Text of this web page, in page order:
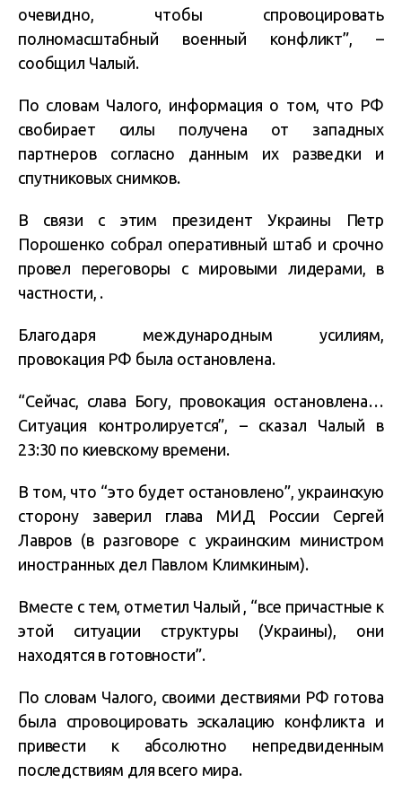
очевидно, чтобы спровоцировать
полномасштабный военный конфликт”, –
сообщил Чалый.
По словам Чалого, информация о том, что РФ
свобирает силы получена от западных
партнеров согласно данным их разведки и
спутниковых снимков.
В связи с этим президент Украины Петр
Порошенко собрал оперативный штаб и срочно
провел переговоры с мировыми лидерами, в
частности, .
Благодаря международным усилиям,
провокация РФ была остановлена.
“Сейчас, слава Богу, провокация остановлена…
Ситуация контролируется”, – сказал Чалый в
23:30 по киевскому времени.
В том, что “это будет остановлено”, украинскую
сторону заверил глава МИД России Сергей
Лавров (в разговоре с украинским министром
иностранных дел Павлом Климкиным).
Вместе с тем, отметил Чалый , “все причастные к
этой ситуации структуры (Украины), они
находятся в готовности”.
По словам Чалого, своими дествиями РФ готова
была спровоцировать эскалацию конфликта и
привести к абсолютно непредвиденным
последствиям для всего мира.